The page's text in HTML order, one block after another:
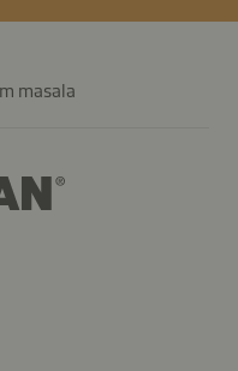
masala